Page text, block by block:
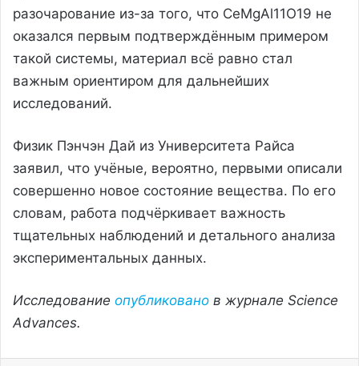
разочарование из-за того, что CeMgAl11O19 не
оказался первым подтверждённым примером
такой системы, материал всё равно стал
важным ориентиром для дальнейших
исследований.
Физик Пэнчэн Дай из Университета Райса
заявил, что учёные, вероятно, первыми описали
совершенно новое состояние вещества. По его
словам, работа подчёркивает важность
тщательных наблюдений и детального анализа
экспериментальных данных.
Исследование опубликовано в журнале Science
Advances.